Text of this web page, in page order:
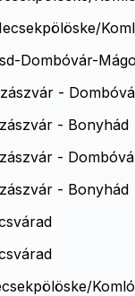
Dombóvár-
-
- Bonyhád
-
- Bonyhád